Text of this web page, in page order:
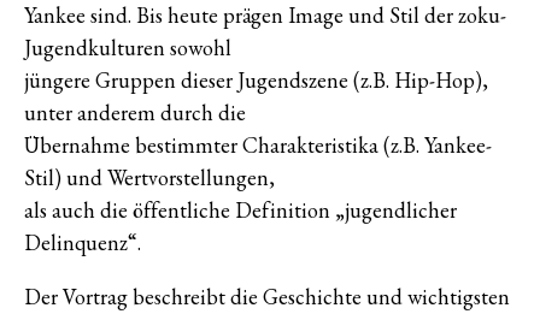
Yankee sind. Bis heute prägen Image und Stil der zoku-
Jugendkulturen sowohl
jüngere Gruppen dieser Jugendszene (z.B. Hip-Hop),
unter anderem durch die
Übernahme bestimmter Charakteristika (z.B. Yankee-
Stil) und Wertvorstellungen,
als auch die öffentliche Definition „jugendlicher
Delinquenz“.
Der Vortrag beschreibt die Geschichte und wichtigsten